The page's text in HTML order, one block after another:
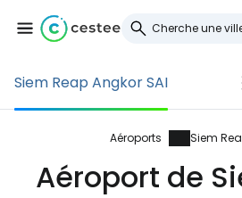
Siem Reap Angkor SAI
Aéroports Siem
Aéroport de
Se
Cestee
... la communauté